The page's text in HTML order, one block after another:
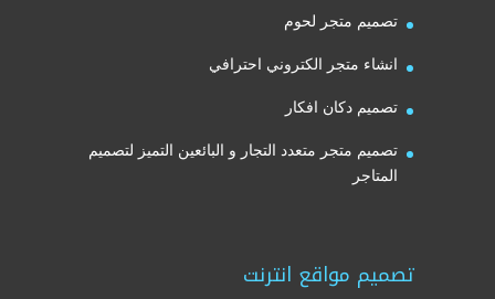
تصميم متجر لحوم
انشاء متجر الكتروني احترافي
تصميم دكان افكار
تصميم متجر متعدد التجار و البائعين التميز لتصميم
المتاجر
تصميم مواقع انترنت